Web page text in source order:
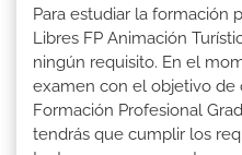
Para estudiar la formación
Libres FP Animación
ningún requisito. En el
examen con el objetivo
Formación Profesional
tendrás que cumplir los